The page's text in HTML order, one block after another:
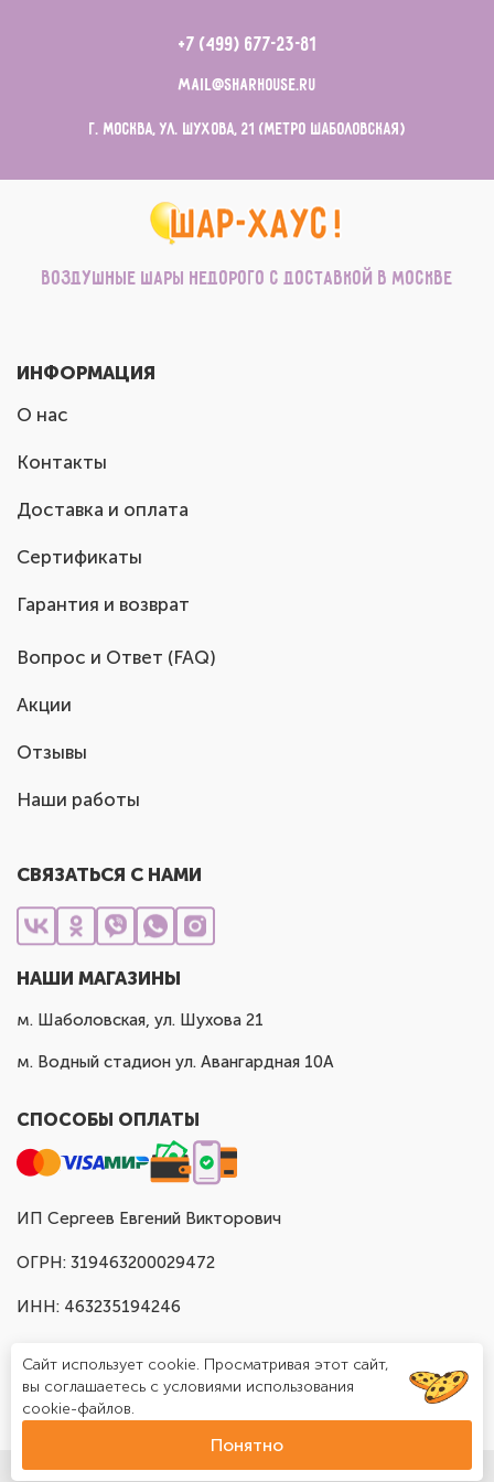
+7 (499) 677-23-81
mail@sharhouse.ru
г. Москва, ул. Шухова, 21 (метро Шаболовская)
Воздушные шары недорого с доставкой в Москве
ИНФОРМАЦИЯ
О нас
Контакты
Доставка и оплата
Сертификаты
Гарантия и возврат
Вопрос и Ответ (FAQ)
Акции
Отзывы
Наши работы
СВЯЗАТЬСЯ С НАМИ
НАШИ МАГАЗИНЫ
м. Шаболовская, ул. Шухова 21
м. Водный стадион ул. Авангардная 10А
СПОСОБЫ ОПЛАТЫ
ИП Сергеев Евгений Викторович
ОГРН: 319463200029472
ИНН: 463235194246
© Доставка шаров в Москве "Шар Хаус", 2025
Сайт использует cookie. Просматривая этот сайт,
вы соглашаетесь с условиями использования
cookie-файлов.
Понятно